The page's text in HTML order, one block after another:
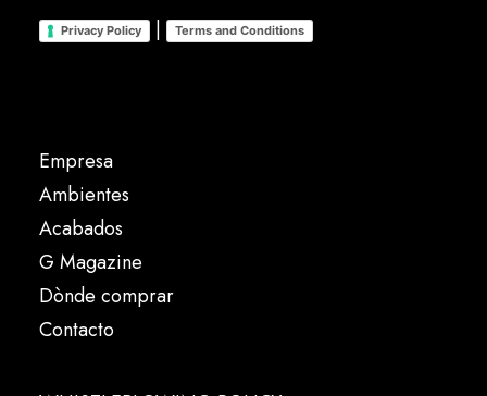
Privacy Policy | Terms and Conditions
Empresa
Ambientes
Acabados
G Magazine
Dònde comprar
Contacto